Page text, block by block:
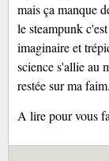
mais ça manque
le steampunk
imaginaire et
science s'allie au
restée sur ma faim.
A lire pour vous